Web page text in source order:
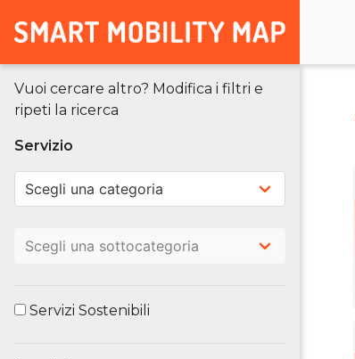
Vuoi cercare altro? Modifica i filtri e
ripeti la ricerca
Servizio
Servizi Sostenibili